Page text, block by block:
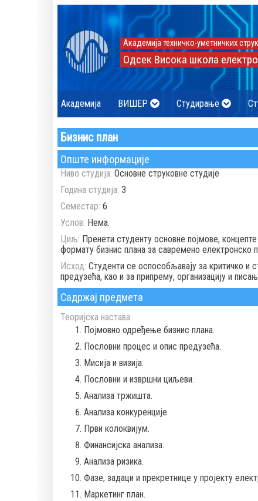
Академија техничко-уметничких
Одсек Висока школа
Академија ВИШЕР Студирање
Бизнис план
Опште информације
Ниво студија: Основне струковне студије
Година студија: 3
Семестар: 6
Услов: Нема.
Циљ: Пренети студенту основне појмове,
формату бизнис плана за савремено
Исход: Студенти се оспособљавају за критичко
предузећа, као и за припрему, организацију и
Садржај предмета
Теоријска настава:
Појмовно одређење бизнис плана.
Пословни процес и опис предузећа.
Мисија и визија.
Пословни и извршни циљеви.
Анализа тржишта.
Анализа конкуренције.
Први колоквијум.
Финансијска анализа.
Анализа ризика.
Фазе, задаци и прекретнице у пројекту
Маркетинг план.